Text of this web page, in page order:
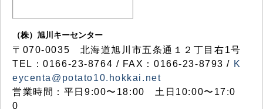
（株）旭川キーセンター
〒070-0035 北海道旭川市五条通１２丁目右1号
TEL：0166-23-8764 / FAX：0166-23-8793 / K
eycenta@potato10.hokkai.net
営業時間：平日9:00〜18:00 土日10:00〜17:0
0